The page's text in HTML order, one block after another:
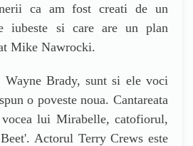
ca am fost creati de un
iubeste si care are un plan
Mike Nawrocki.
Wayne Brady,sunt si ele voci
o poveste noua. Cantareata
lui Mirabelle, catofiorul,
'. Actorul Terry Crews este